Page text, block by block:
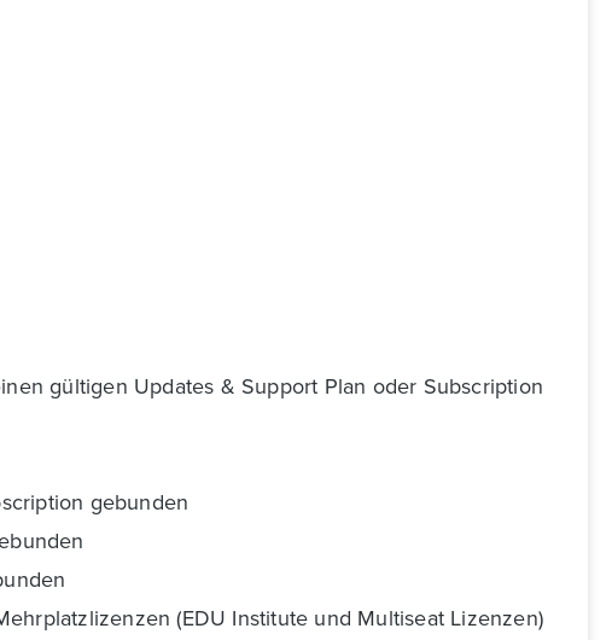
gültigen Updates & Support Plan oder Subscription
gebunden
(EDU Institute und Multiseat Lizenzen)